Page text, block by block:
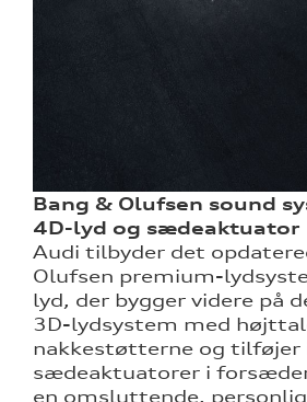
Bang & Olufsen sound
4D-lyd og sædeaktuator
Audi tilbyder det
Olufsen premium-
lyd, der bygger videre på
3D-lydsystem med
nakkestøtterne og tilføjer
sædeaktuatorer i
en omsluttende,